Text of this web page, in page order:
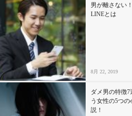
感動
心の処方箋
カルチャー・トレンド・芸能
驚き
男が離さない
LINEとは
8月 22, 2019
ダメ男の特徴7
う女性の5つ
説！